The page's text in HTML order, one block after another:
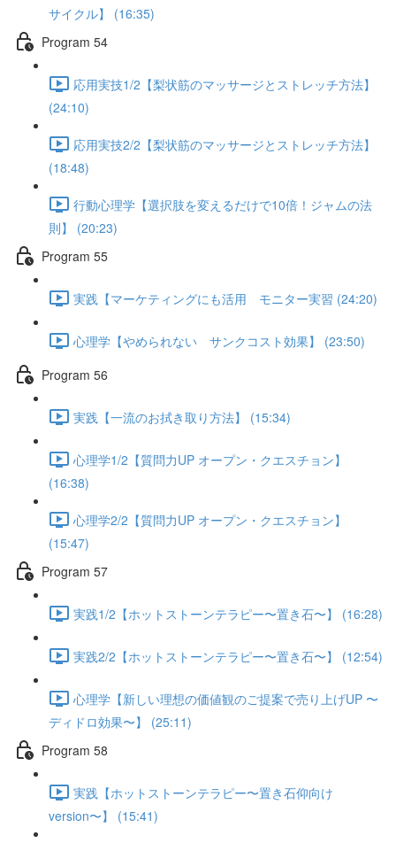
サイクル】 (16:35)
Program 54
応用実技1/2【梨状筋のマッサージとストレッチ方法】
(24:10)
応用実技2/2【梨状筋のマッサージとストレッチ方法】
(18:48)
行動心理学【選択肢を変えるだけで10倍！ジャムの法
則】 (20:23)
Program 55
実践【マーケティングにも活用 モニター実習 (24:20)
心理学【やめられない サンクコスト効果】 (23:50)
Program 56
実践【一流のお拭き取り方法】 (15:34)
心理学1/2【質問力UP オープン・クエスチョン】
(16:38)
心理学2/2【質問力UP オープン・クエスチョン】
(15:47)
Program 57
実践1/2【ホットストーンテラピー〜置き石〜】 (16:28)
実践2/2【ホットストーンテラピー〜置き石〜】 (12:54)
心理学【新しい理想の価値観のご提案で売り上げUP 〜
ディドロ効果〜】 (25:11)
Program 58
実践【ホットストーンテラピー〜置き石仰向け
version〜】 (15:41)